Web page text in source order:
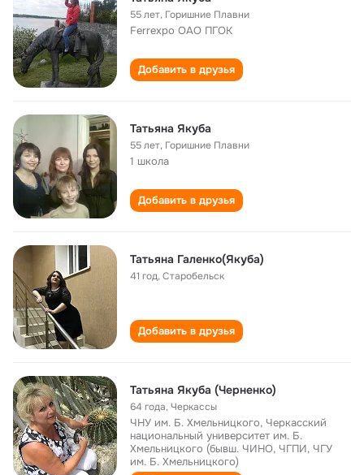
55 лет, Горишние Плавни
Ferrexpo ОАО ПГОК
Добавить в друзья
Татьяна Якуба
55 лет, Горишние Плавни
1 школа
Добавить в друзья
Татьяна Галенко(Якуба)
41 год,Старобельск
Добавить в друзья
Татьяна Якуба (Черненко)
64 года,Черкассы
ЧНУ им. Б. Хмельницкого, Черкасский
национальный университет им. Б.
Хмельницкого (бывш. ЧИНО, ЧГПИ, ЧГУ
им. Б. Хмельницкого)